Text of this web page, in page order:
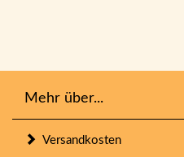
Mehr über...
Versandkosten